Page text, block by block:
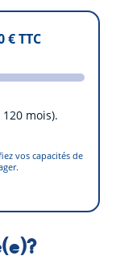
€ TTC
mois).
vos capacités de